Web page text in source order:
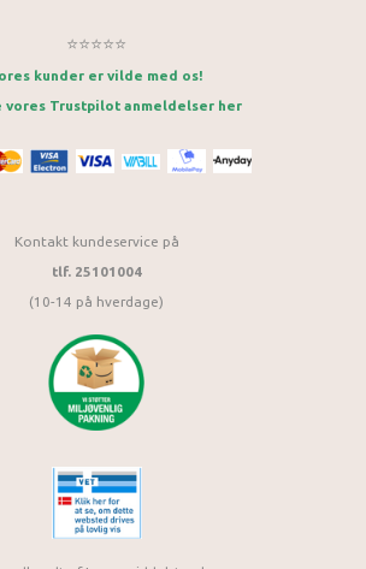
⭐⭐⭐⭐⭐
kunder er vilde med os!
vores Trustpilot anmeldelser her
Kontakt kundeservice på
tlf. 25101004
(10-14 på hverdage)